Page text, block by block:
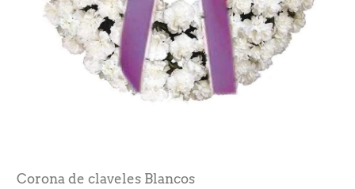
Corona de claveles Blancos